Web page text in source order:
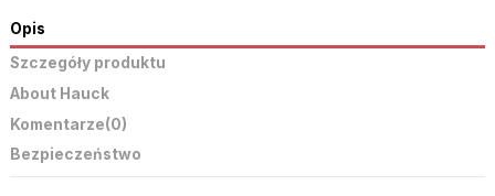
Opis
Szczegóły produktu
About Hauck
Komentarze(0)
Bezpieczeństwo